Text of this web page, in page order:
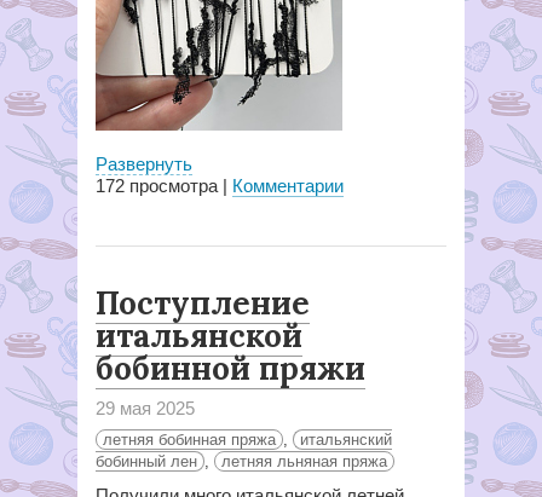
Развернуть
172 просмотра | Комментарии
Поступление
итальянской
бобинной пряжи
29 мая 2025
летняя бобинная пряжа ,
итальянский
бобинный лен , летняя льняная пряжа